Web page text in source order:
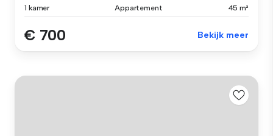
1 kamer Appartement 45 m²
€ 700 Bekijk meer